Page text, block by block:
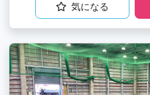
気になる